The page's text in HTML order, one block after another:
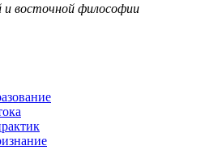
и восточной философии